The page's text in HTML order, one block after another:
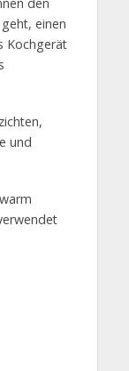
den
einen
Kochgerät
und